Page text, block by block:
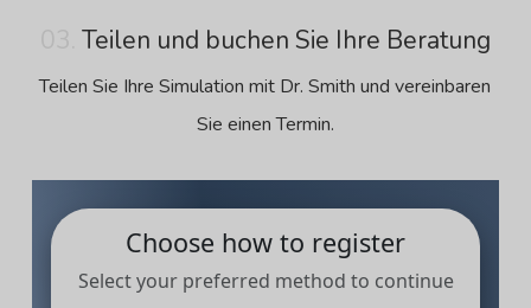
Teilen und buchen Sie Ihre Beratung
Teilen Sie Ihre Simulation mit Dr. Smith und vereinbaren
Sie einen Termin.